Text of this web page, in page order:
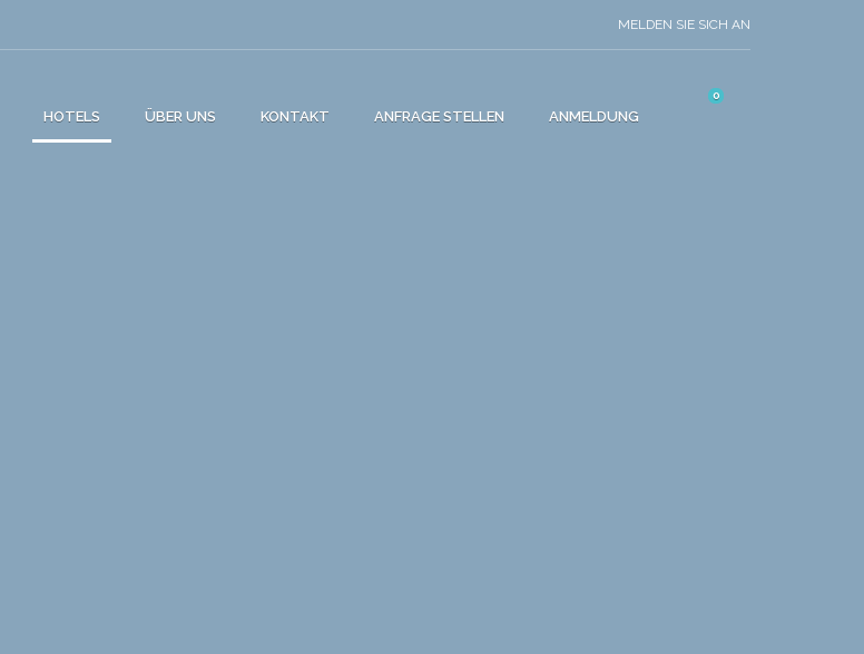
MELDEN SIE SICH AN
HOTELS ÜBER UNS KONTAKT ANFRAGE STELLEN ANMELDUNG
0